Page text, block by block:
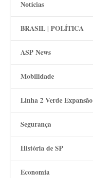
Notícias
BRASIL | POLÍTICA
ASP News
Mobilidade
Linha 2 Verde Expansão
Segurança
História de SP
Economia